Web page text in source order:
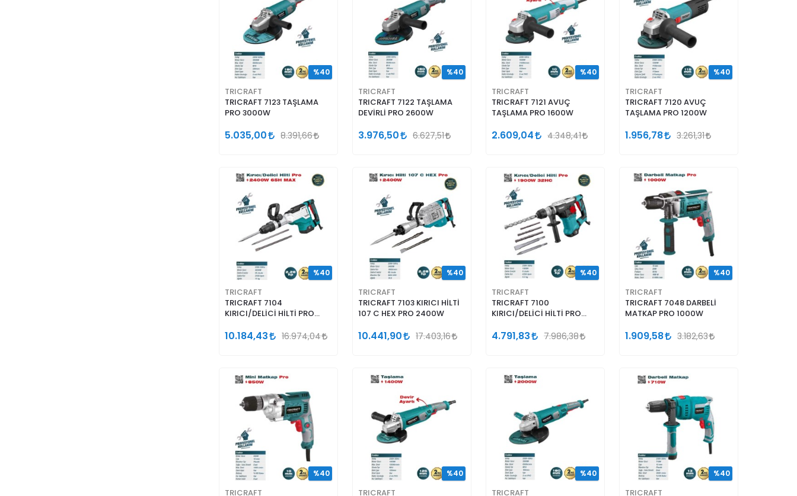
TRICRAFT
TRICRAFT 7123 TAŞLAMA
PRO 3000W
5.035,00 8.391,66
%40
TRICRAFT
TRICRAFT 7122 TAŞLAMA
DEVİRLİ PRO 2600W
3.976,50 6.627,51
%40
TRICRAFT
TRICRAFT 7121 AVUÇ
TAŞLAMA PRO 1600W
2.609,04 4.348,41
%40
TRICRAFT
TRICRAFT 7120 AVUÇ
TAŞLAMA PRO 1200W
1.956,78 3.261,31
%40
TRICRAFT
TRICRAFT 7104
KIRICI/DELİCİ HİLTİ PRO
10.184,43 16.974,04
%40
TRICRAFT
TRICRAFT 7103 KIRICI HİLTİ
107 C HEX PRO 2400W
10.441,90 17.403,16
%40
TRICRAFT
TRICRAFT 7100
KIRICI/DELİCİ HİLTİ PRO
4.791,83 7.986,38
%40
TRICRAFT
TRICRAFT 7048 DARBELİ
MATKAP PRO 1000W
1.909,58 3.182,63
%40
TRICRAFT
%40
TRICRAFT
%40
TRICRAFT
%40
TRICRAFT
%40